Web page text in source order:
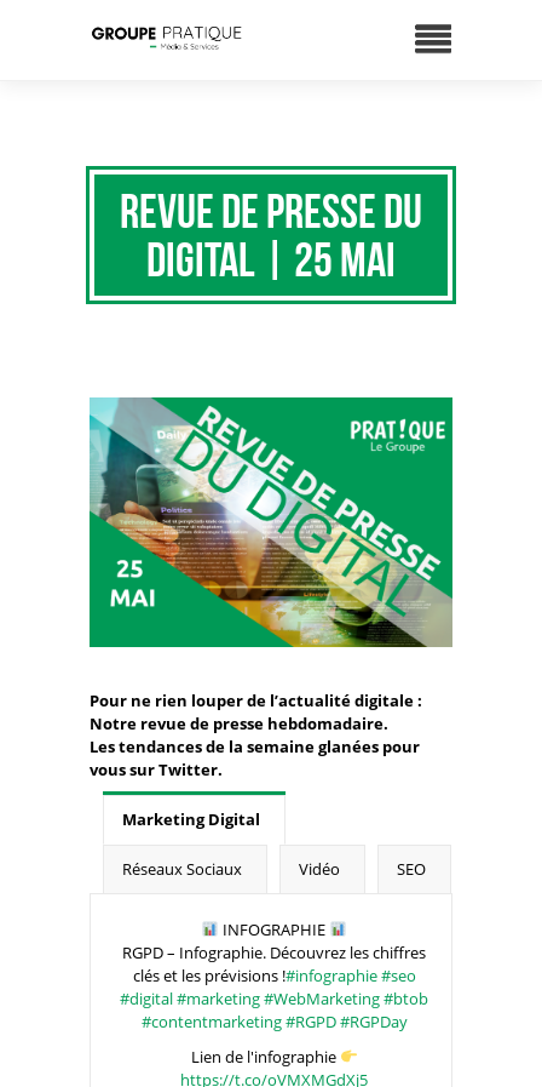
Revue de presse du
digital | 25 Mai
Pour ne rien louper de l’actualité digitale :
Notre revue de presse hebdomadaire.
Les tendances de la semaine glanées pour
vous sur Twitter.
Marketing Digital
Réseaux Sociaux Vidéo SEO
INFOGRAPHIE
RGPD – Infographie. Découvrez les chiffres
clés et les prévisions !#infographie#seo
#digital#marketing#WebMarketing#btob
#contentmarketing#RGPD#RGPDay
Lien de l'infographie
https://t.co/oVMXMGdXj5